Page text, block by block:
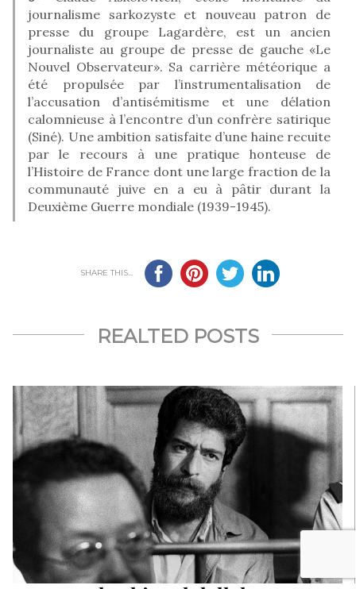
journalisme sarkozyste et nouveau patron de
presse du groupe Lagardère, est un ancien
journaliste au groupe de presse de gauche «Le
Nouvel Observateur». Sa carrière météorique a
été propulsée par l’instrumentalisation de
l’accusation d’antisémitisme et une délation
calomnieuse à l’encontre d’un confrère satirique
(Siné). Une ambition satisfaite d’une haine recuite
par le recours à une pratique honteuse de
l’Histoire de France dont une large fraction de la
communauté juive en a eu à pâtir durant la
Deuxième Guerre mondiale (1939-1945).
SHARE THIS...
REALTED POSTS